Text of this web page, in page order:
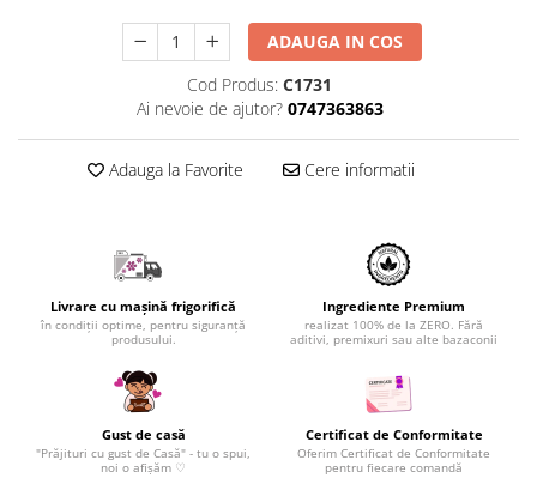
ADAUGA IN COS
Cod Produs: C1731
Ai nevoie de ajutor? 0747363863
Adauga la Favorite Cere informatii
Livrare cu mașină frigorifică
în condiții optime, pentru siguranță
produsului.
Ingrediente Premium
realizat 100% de la ZERO. Fără
aditivi, premixuri sau alte bazaconii
Gust de casă
"Prăjituri cu gust de Casă" - tu o spui,
noi o afișăm ♡
Certificat de Conformitate
Oferim Certificat de Conformitate
pentru fiecare comandă